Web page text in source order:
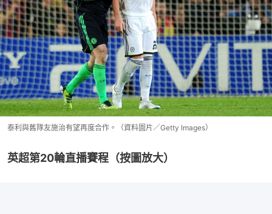
泰利與舊隊友施治有望再度合作。（資料圖片／Getty Images）
英超第20輪直播賽程（按圖放大）